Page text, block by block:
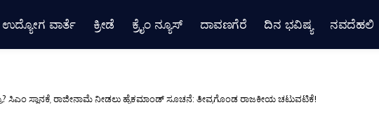
ಉದ್ಯೋಗ ವಾರ್ತೆ ಕ್ರೀಡೆ ಕ್ರೈಂ ನ್ಯೂಸ್ ದಾವಣಗೆರೆ ದಿನ ಭವಿಷ್ಯ ನವದೆಹಲಿ
ಸಿಎಂ ಸ್ಥಾನಕ್ಕೆ ರಾಜೀನಾಮೆ ನೀಡಲು ಹೈಕಮಾಂಡ್ ಸೂಚನೆ: ತೀವ್ರಗೊಂಡ ರಾಜಕೀಯ ಚಟುವಟಿಕೆ!